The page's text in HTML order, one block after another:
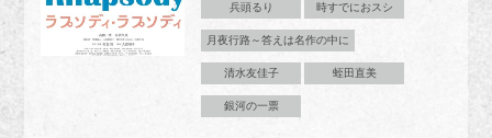
兵頭るり 時すでにおスシ
月夜行路～答えは名作の中に
清水友佳子 蛭田直美
銀河の一票